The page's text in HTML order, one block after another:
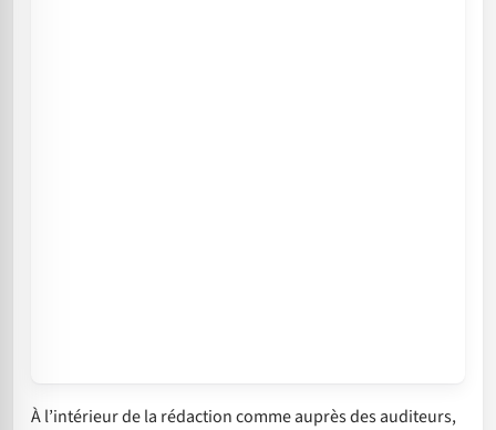
À l’intérieur de la rédaction comme auprès des auditeurs,